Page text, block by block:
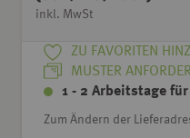
inkl. MwSt
ZU FAVORITEN
MUSTER
1 - 2 Arbeitstage
Zum Ändern der